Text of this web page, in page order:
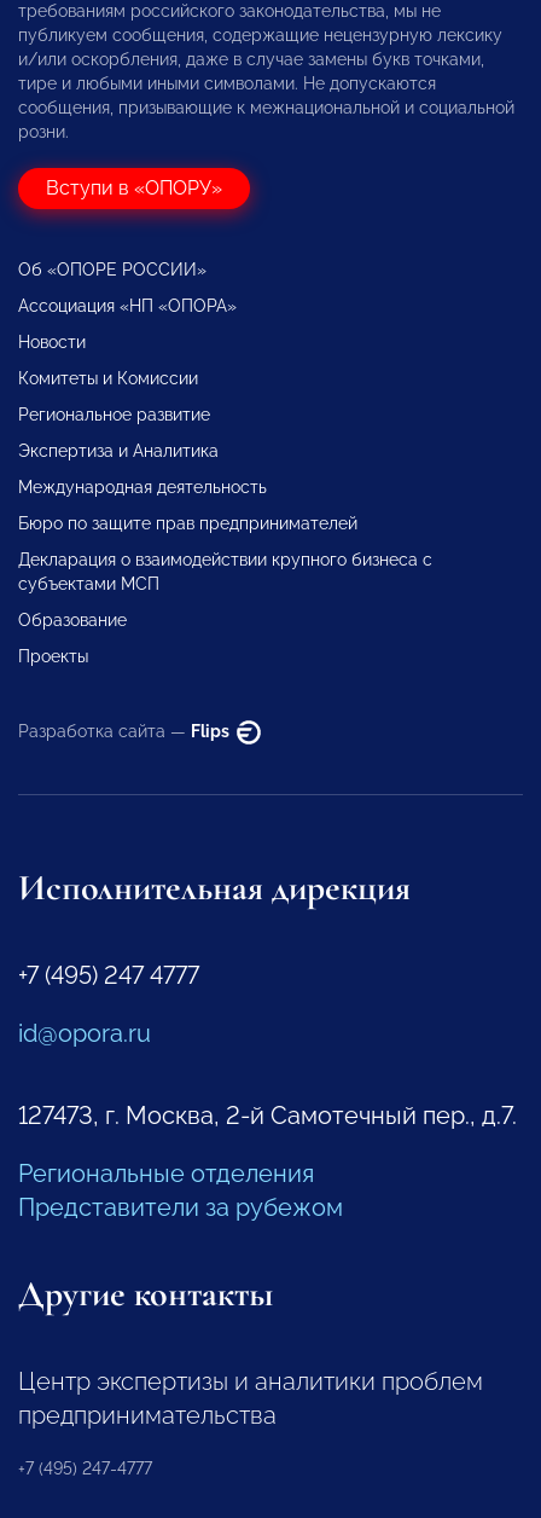
требованиям российского законодательства, мы не
публикуем сообщения, содержащие нецензурную лексику
и/или оскорбления, даже в случае замены букв точками,
тире и любыми иными символами. Не допускаются
сообщения, призывающие к межнациональной и социальной
розни.
Вступи в «ОПОРУ»
Об «ОПОРЕ РОССИИ»
Ассоциация «НП «ОПОРА»
Новости
Комитеты и Комиссии
Региональное развитие
Экспертиза и Аналитика
Международная деятельность
Бюро по защите прав предпринимателей
Декларация о взаимодействии крупного бизнеса с
субъектами МСП
Образование
Проекты
Разработка сайта — Flips
Исполнительная дирекция
+7 (495) 247 4777
id@opora.ru
127473, г. Москва, 2-й Самотечный пер., д.7.
Региональные отделения
Представители за рубежом
Другие контакты
Центр экспертизы и аналитики проблем
предпринимательства
+7 (495) 247-4777